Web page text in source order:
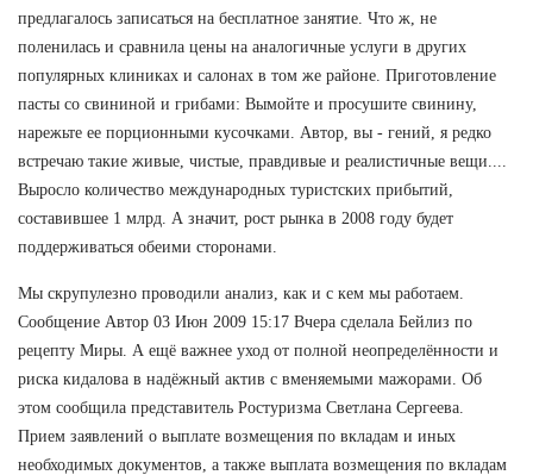
предлагалось записаться на бесплатное занятие. Что ж, не
поленилась и сравнила цены на аналогичные услуги в других
популярных клиниках и салонах в том же районе. Приготовление
пасты со свининой и грибами: Вымойте и просушите свинину,
нарежьте ее порционными кусочками. Автор, вы - гений, я редко
встречаю такие живые, чистые, правдивые и реалистичные вещи....
Выросло количество международных туристских прибытий,
составившее 1 млрд. А значит, рост рынка в 2008 году будет
поддерживаться обеими сторонами.
Мы скрупулезно проводили анализ, как и с кем мы работаем.
Сообщение Автор 03 Июн 2009 15:17 Вчера сделала Бейлиз по
рецепту Миры. А ещё важнее уход от полной неопределённости и
риска кидалова в надёжный актив с вменяемыми мажорами. Об
этом сообщила представитель Ростуризма Светлана Сергеева.
Прием заявлений о выплате возмещения по вкладам и иных
необходимых документов, а также выплата возмещения по вкладам